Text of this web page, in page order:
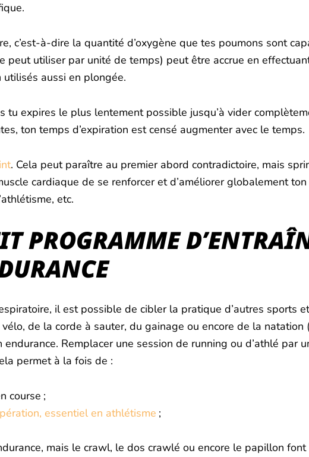
c’est-à-dire la quantité d’oxygène que tes poumons sont
peut utiliser par unité de temps) peut être accrue en
aussi en plongée.
expires le plus lentement possible jusqu’à vider
ton temps d’expiration est censé augmenter avec le temps.
. Cela peut paraître au premier abord contradictoire, mais
cardiaque de se renforcer et d’améliorer globalement ton
etc.
PROGRAMME
il est possible de cibler la pratique d’autres sports
de la corde à sauter, du gainage ou encore de la natation
Remplacer une session de running ou d’athlé par
permet à la fois de :
course ;
essentiel en athlétisme ;
mais le crawl, le dos crawlé ou encore le papillon